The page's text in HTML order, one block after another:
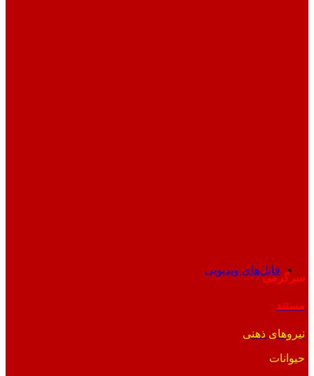
فایل‌های ویدیویی
سرگرمی
مستند
نیروهای ذهنی
حیوانات